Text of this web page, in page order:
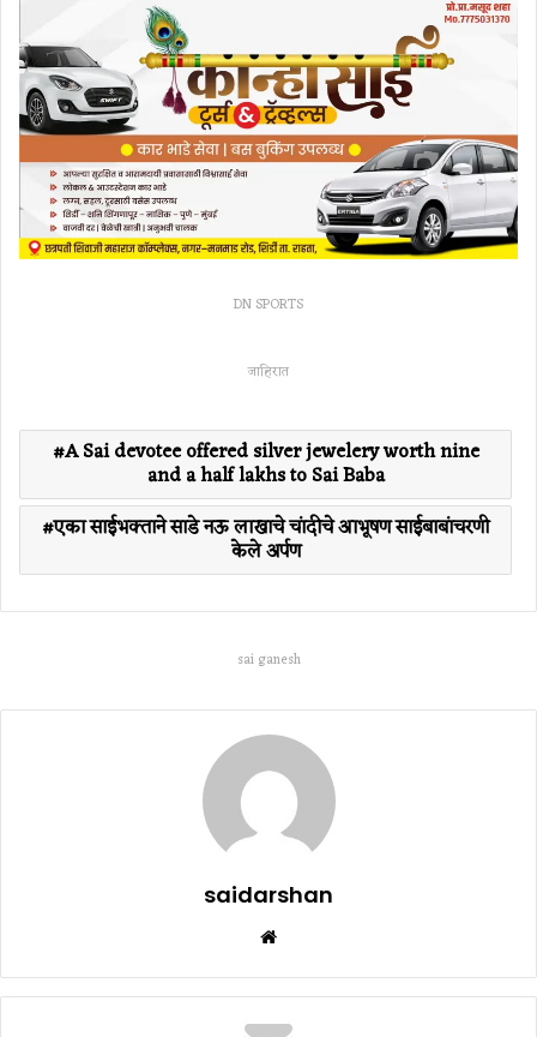
DN SPORTS
जाहिरात
A Sai devotee offered silver jewelery worth nine
and a half lakhs to Sai Baba
एका साईभक्ताने साडे नऊ लाखाचे चांदीचे आभूषण साईबाबांचरणी
केले अर्पण
sai ganesh
saidarshan